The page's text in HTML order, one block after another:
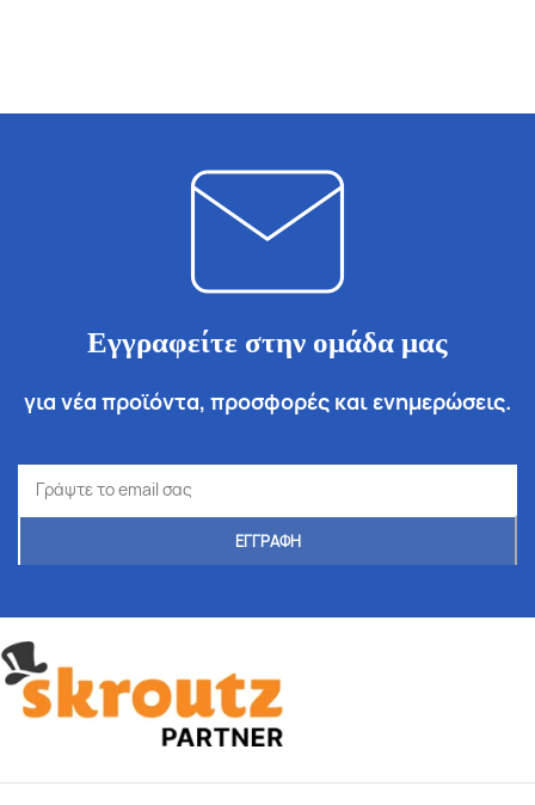
Εγγραφείτε στην ομάδα μας
για νέα προϊόντα, προσφορές και ενημερώσεις.